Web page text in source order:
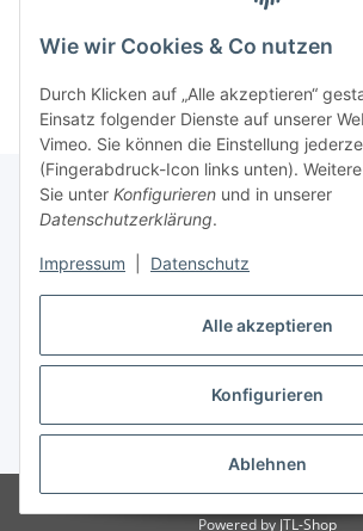
Alle akzeptieren
Konfigurieren
Ablehnen
Wie wir Cookies & Co nutzen
Durch Klicken auf „Alle akzeptieren“
Einsatz folgender Dienste auf unserer
Vimeo. Sie können die Einstellung
(Fingerabdruck-Icon links unten).
Sie unter Konfigurieren und in unserer
Datenschutzerklärung.
Impressum Datenschutz
Vertrag widerrufen
* Alle Preise inkl. gesetzlicher USt., zzgl.
Powered by JTL-Shop